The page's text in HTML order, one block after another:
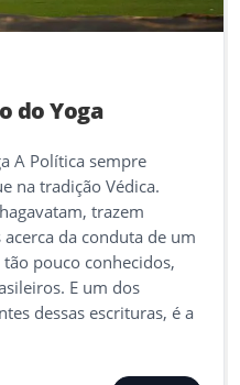
do Yoga
A Política sempre
na tradição Védica.
trazem
da conduta de um
pouco conhecidos,
E um dos
dessas escrituras, é a